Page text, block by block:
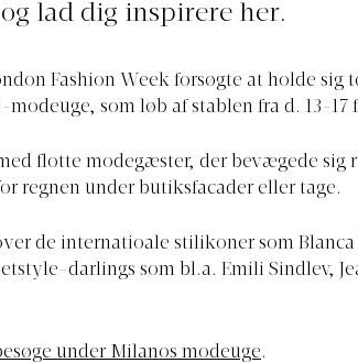
og lad dig inspirere her.
Fashion Week forsøgte at holde sig
som løb af stablen fra d. 13-17
flotte modegæster, der bevægede sig
regnen under butiksfacader eller tage.
de internatioale stilikoner som Blanca
darlings som bl.a. Emili Sindlev,
under Milanos modeuge.